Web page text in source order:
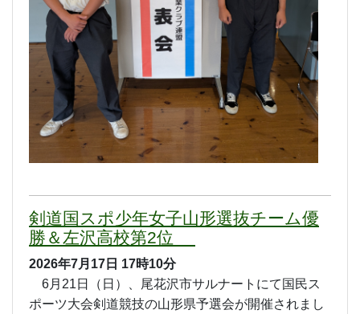
剣道国スポ少年女子山形選抜チーム優
勝＆左沢高校第2位
2026年7月17日 17時10分
6月21日（日）、尾花沢市サルナートにて国民ス
ポーツ大会剣道競技の山形県予選会が開催されまし